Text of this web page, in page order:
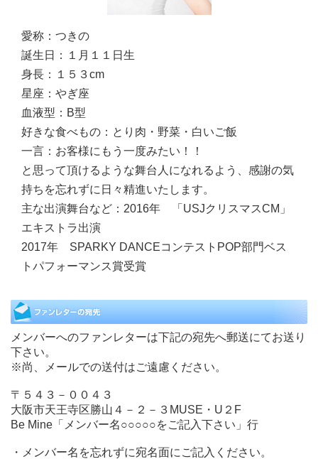
愛称： つきの
誕生日：
１月１１日生
身長：
１５３cm
星座： やぎ座
血液型： B型
好きな食べもの： とり肉・野菜・白いご飯
一言： お客様にもう一度みたい！！
と思って頂けるような舞台人になれるよう、感謝の気
持ちを忘れずに日々精進いたします。
主な出演舞台など： 2016年 「USJクリスマスCM」
エキストラ出演
2017年 SPARKY DANCEコンテストPOP部門ベス
トパフォーマンス賞受賞
メンバーへのファンレターは下記の宛先へ郵送にてお送り
下さい。
※尚、メールでの送付はご遠慮ください。
〒５４３－００４３
大阪市天王寺区勝山４－２－３MUSE・U２F
Be Mine「メンバー名○○○○○をご記入下さい」行
・メンバー名を忘れずに宛名面にご記入ください。